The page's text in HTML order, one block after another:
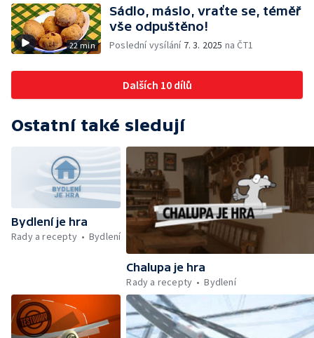
22 min
Sádlo, máslo, vraťte se, téměř
vše odpuštěno!
Poslední vysílání 7. 3. 2025 na ČT1
Dalších 10 dílů
Ostatní také sledují
Bydlení je hra
Rady a recepty
Bydlení
Chalupa je hra
Rady a recepty
Bydlení